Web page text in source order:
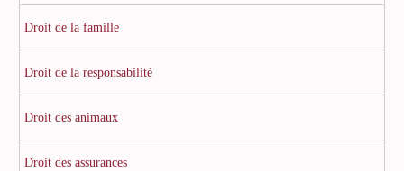
Droit de la famille
Droit de la responsabilité
Droit des animaux
Droit des assurances